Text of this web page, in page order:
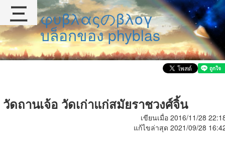
φυβλαςのβλογ
บล็อกของ phyblas
วัดถานเจ้อ วัดเก่าแก่สมัยราชวงศ์จิ้น
เขียนเมื่อ 2016/11/28
แก้ไขล่าสุด 2021/09/28
三